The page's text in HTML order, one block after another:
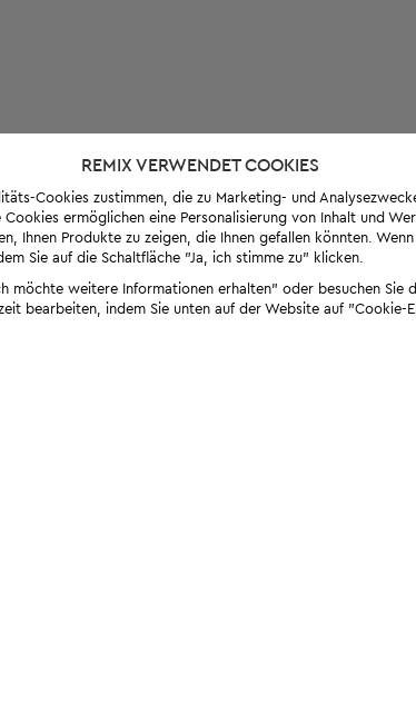
REMIX VERWENDET COOKIES
Cookies zustimmen, die zu Marketing- und
ermöglichen eine Personalisierung von Inhalt und
Ihnen Produkte zu zeigen, die Ihnen gefallen könnten.
Sie auf die Schaltfläche "Ja, ich stimme zu" klicken.
weitere Informationen erhalten" oder besuchen Sie
bearbeiten, indem Sie unten auf der Website auf "Cookie-